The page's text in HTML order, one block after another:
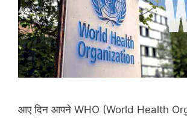
आए दिन आपने WHO (World Health